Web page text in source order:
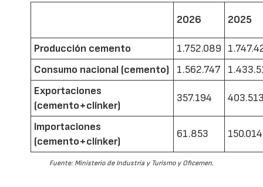
2026 2025
Producción cemento 1.752.089
Consumo nacional (cemento)
1.562.747
Exportaciones
(cemento+clínker)
357.194
Importaciones
(cemento+clínker)
61.853 150.014
Fuente: Ministerio de Industria y Turismo y Oficemen.